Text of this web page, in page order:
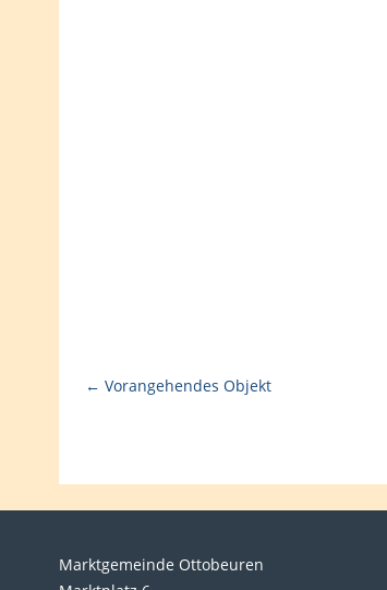
← Vorangehendes Objekt
Marktgemeinde Ottobeuren